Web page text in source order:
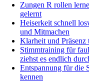
Zungen R rollen
gelernt
Heiserkeit schnell
und Mitmachen
Klarheit und
Stimmtraining für
ziehst es endlich
Entspannung für die
kennen